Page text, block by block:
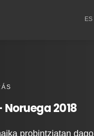
ES
2018
probintziatan dago